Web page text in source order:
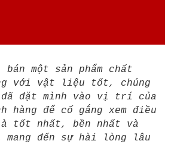
bán một sản phẩm chất
với vật liệu tốt, chúng
đặt mình vào vị trí của
hàng để cố gắng xem điều
tốt nhất, bền nhất và
mang đến sự hài lòng lâu